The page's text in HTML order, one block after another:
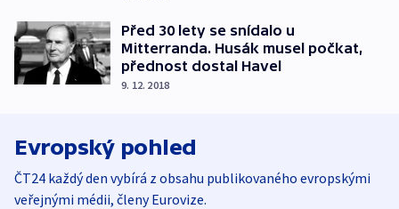
Před 30 lety se snídalo u
Mitterranda. Husák musel počkat,
přednost dostal Havel
9. 12. 2018
Evropský pohled
ČT24 každý den vybírá z obsahu publikovaného evropskými
veřejnými médii, členy Eurovize.